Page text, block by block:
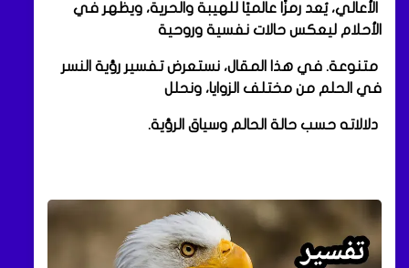
الأعالي، يُعد رمزًا عالميًا للهيبة والحرية، ويظهر في
الأحلام ليعكس حالات نفسية وروحية
متنوعة. في هذا المقال، نستعرض تفسير رؤية النسر
في الحلم من مختلف الزوايا، ونحلل
دلالاته حسب حالة الحالم وسياق الرؤية.